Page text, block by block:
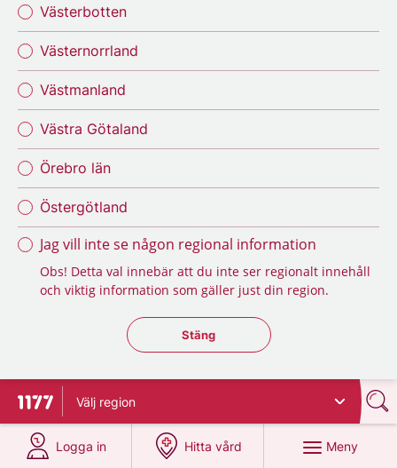
Västerbotten
Västernorrland
Västmanland
Västra Götaland
Örebro län
Östergötland
Jag vill inte se någon regional information
Obs! Detta val innebär att du inte ser regionalt innehåll
och viktig information som gäller just din region.
Stäng regionsväljaren
Stäng
Till startsidan för 1177
Välj region
Logga in
på 1177.se
Hitta vård
på 1177.se
Meny